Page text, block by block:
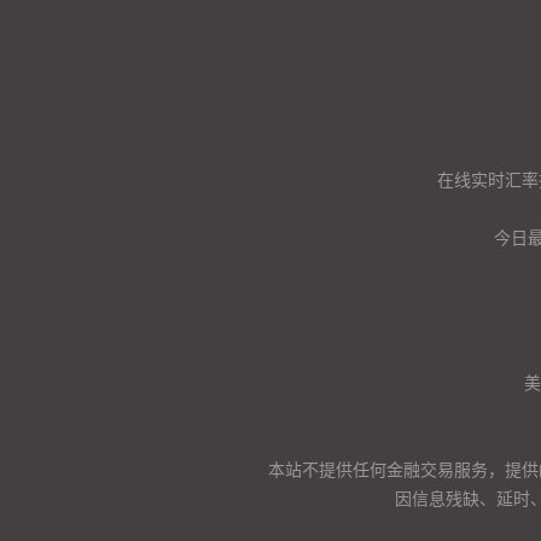
在线实时汇
今日
本站不提供任何金融交易服务，提
因信息残缺、延时